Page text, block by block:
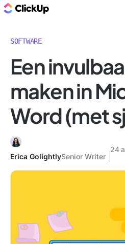
SOFTWARE
Een
maken in
Word (met
Erica GolightlySenior Writer
24